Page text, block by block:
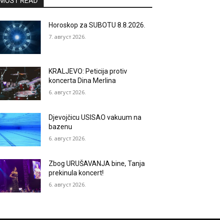
Horoskop za SUBOTU 8.8.2026.
7. август 2026.
KRALJEVO: Peticija protiv
koncerta Dina Merlina
6. август 2026.
Djevojčicu USISAO vakuum na
bazenu
6. август 2026.
Zbog URUŠAVANJA bine, Tanja
prekinula koncert!
6. август 2026.